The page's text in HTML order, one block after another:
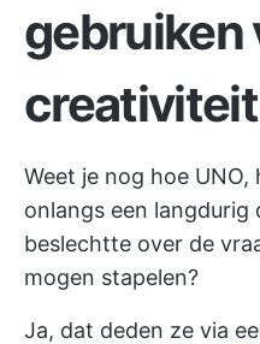
gebruiken
creativiteit
Weet je nog hoe
onlangs een langdurig
beslechtte over de
mogen stapelen?
Ja, dat deden ze via